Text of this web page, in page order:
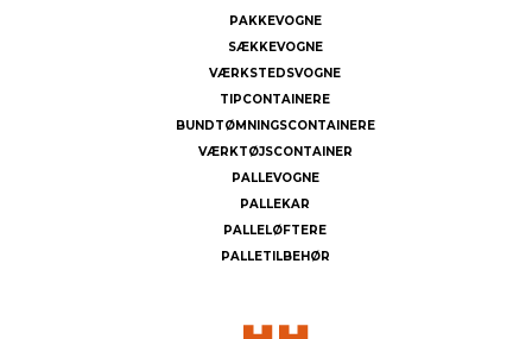
PAKKEVOGNE
SÆKKEVOGNE
VÆRKSTEDSVOGNE
TIPCONTAINERE
BUNDTØMNINGSCONTAINERE
VÆRKTØJSCONTAINER
PALLEVOGNE
PALLEKAR
PALLELØFTERE
PALLETILBEHØR